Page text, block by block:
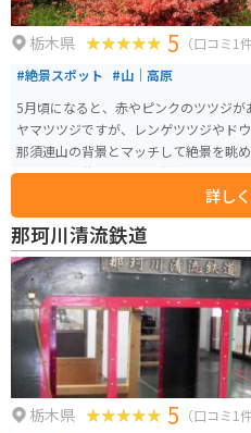
栃木県 5 （口コミ1件
#絶景スポット #山｜高原
5月頃になると、赤やピンクのツツジ
ヤマツツジですが、レンゲツツジやド
那須連山の背景とマッチして絶景を眺
いるので軽装で行っても散策しやすく
詳し
那珂川清流鉄道
栃木県 5 （口コミ1件